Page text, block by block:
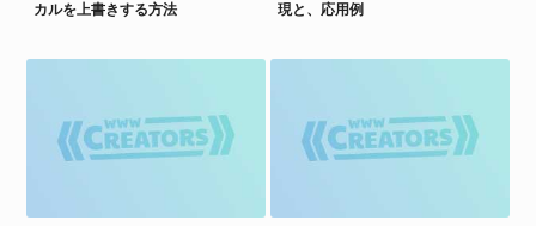
カルを上書きする方法 現と、応用例